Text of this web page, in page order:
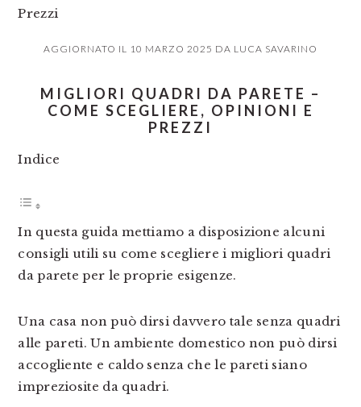
Prezzi
AGGIORNATO IL 10 MARZO 2025 DA LUCA SAVARINO
MIGLIORI QUADRI DA PARETE –
COME SCEGLIERE, OPINIONI E
PREZZI
Indice
In questa guida mettiamo a disposizione alcuni
consigli utili su come scegliere i migliori quadri
da parete per le proprie esigenze.
Una casa non può dirsi davvero tale senza quadri
alle pareti. Un ambiente domestico non può dirsi
accogliente e caldo senza che le pareti siano
impreziosite da quadri.